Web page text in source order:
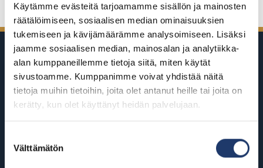
Käytämme evästeitä tarjoamamme sisällön ja mainosten
räätälöimiseen, sosiaalisen median ominaisuuksien
tukemiseen ja kävijämäärämme analysoimiseen. Lisäksi
jaamme sosiaalisen median, mainosalan ja analytiikka-
alan kumppaneillemme tietoja siitä, miten käytät
sivustoamme. Kumppanimme voivat yhdistää näitä
tietoja muihin tietoihin, joita olet antanut heille tai joita on
kerätty, kun olet käyttänyt heidän palvelujaan.
valinta
Välttämätön